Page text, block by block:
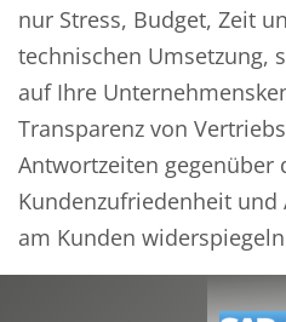
nur Stress, Budget, Zeit
technischen Umsetzung,
auf Ihre
Transparenz von
Antwortzeiten gegenüber
Kundenzufriedenheit und
am Kunden